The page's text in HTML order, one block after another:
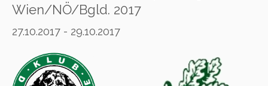
Wien/NÖ/Bgld. 2017
27.10.2017 - 29.10.2017